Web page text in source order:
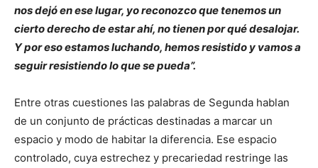
nos dejó en ese lugar, yo reconozco que tenemos un
cierto derecho de estar ahí, no tienen por qué desalojar.
Y por eso estamos luchando, hemos resistido y vamos a
seguir resistiendo lo que se pueda”.
Entre otras cuestiones las palabras de Segunda hablan
de un conjunto de prácticas destinadas a marcar un
espacio y modo de habitar la diferencia. Ese espacio
controlado, cuya estrechez y precariedad restringe las